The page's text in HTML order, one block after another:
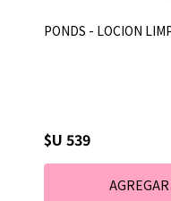
PONDS - LOCION
$U 539